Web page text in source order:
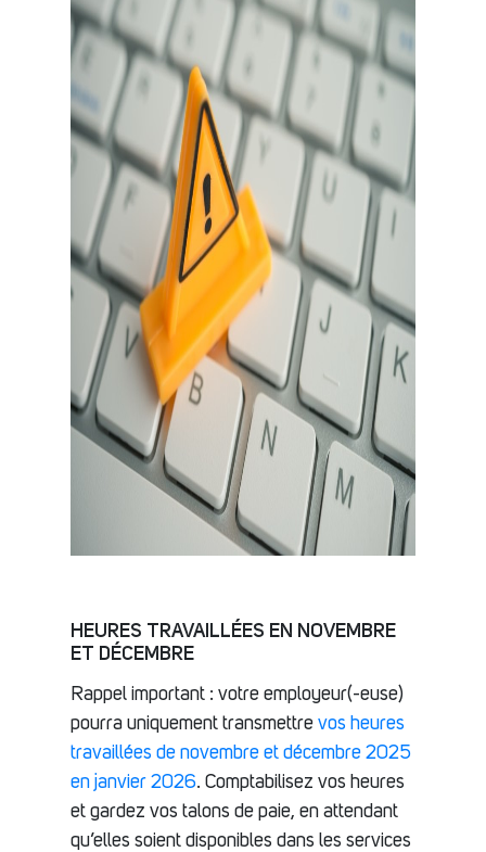
HEURES TRAVAILLÉES EN NOVEMBRE
ET DÉCEMBRE
Rappel important : votre employeur(-euse)
pourra uniquement transmettre vos heures
travaillées de novembre et décembre 2025
en janvier 2026. Comptabilisez vos heures
et gardez vos talons de paie, en attendant
qu’elles soient disponibles dans les services